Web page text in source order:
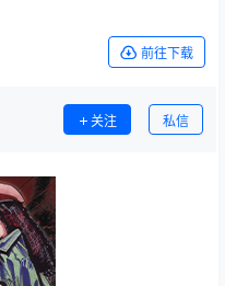
前往下载
关注 私信